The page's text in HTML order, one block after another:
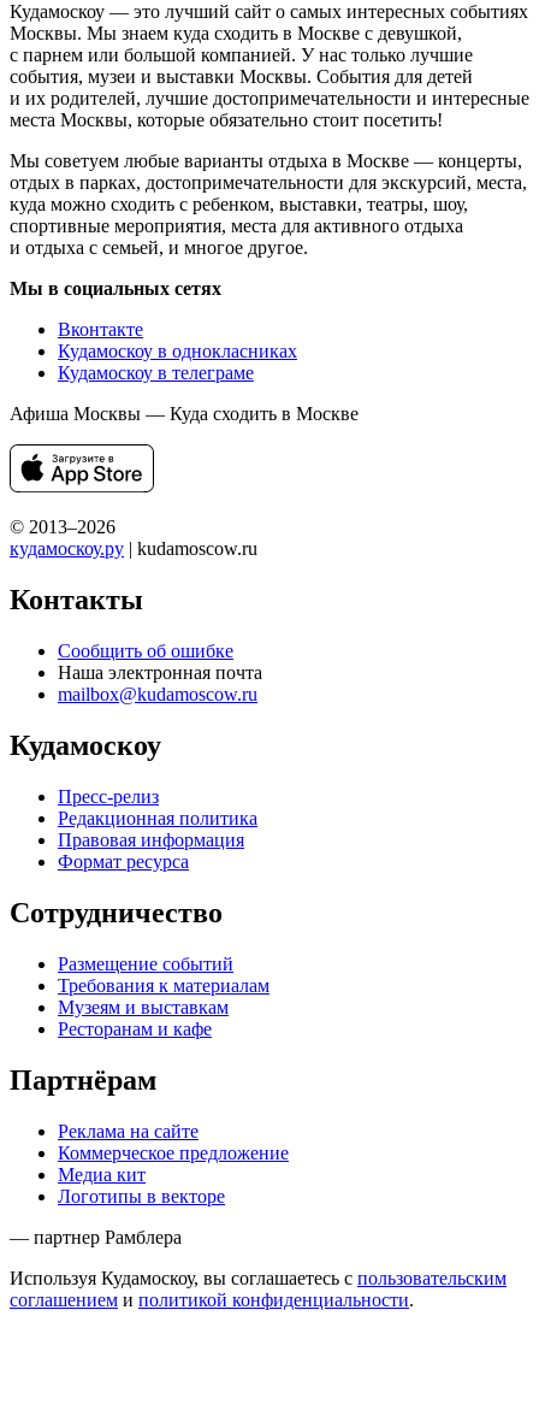
Кудамоскоу — это лучший сайт о самых интересных событиях
Москвы. Мы знаем куда сходить в Москве с девушкой,
с парнем или большой компанией. У нас только лучшие
события, музеи и выставки Москвы. События для детей
и их родителей, лучшие достопримечательности и интересные
места Москвы, которые обязательно стоит посетить!
Мы советуем любые варианты отдыха в Москве — концерты,
отдых в парках, достопримечательности для экскурсий, места,
куда можно сходить с ребенком, выставки, театры, шоу,
спортивные мероприятия, места для активного отдыха
и отдыха с семьей, и многое другое.
Мы в социальных сетях
Вконтакте
Кудамоскоу в однокласниках
Кудамоскоу в телеграме
Афиша Москвы — Куда сходить в Москве
© 2013–2026
кудамоскоу.ру | kudamoscow.ru
Контакты
Сообщить об ошибке
Наша электронная почта
mailbox@kudamoscow.ru
Кудамоскоу
Пресс-релиз
Редакционная политика
Правовая информация
Формат ресурса
Сотрудничество
Размещение событий
Требования к материалам
Музеям и выставкам
Ресторанам и кафе
Партнёрам
Реклама на сайте
Коммерческое предложение
Медиа кит
Логотипы в векторе
— партнер Рамблера
Используя Кудамоскоу, вы соглашаетесь с пользовательским
соглашением и политикой конфиденциальности.